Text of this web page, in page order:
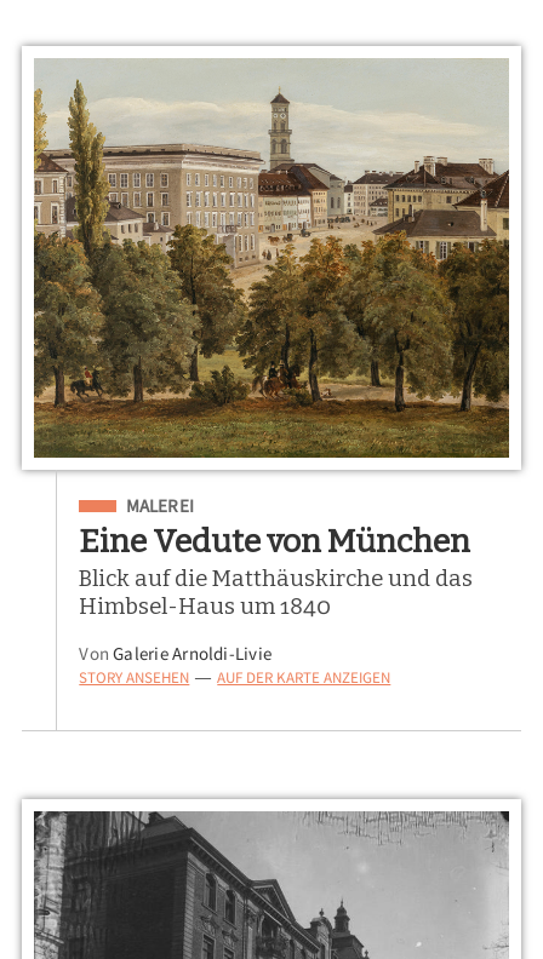
Eingeordnet unter
MALEREI
Eine Vedute von München
Blick auf die Matthäuskirche und das
Himbsel-Haus um 1840
VonGalerie Arnoldi-Livie
STORY ANSEHEN — AUF DER KARTE ANZEIGEN